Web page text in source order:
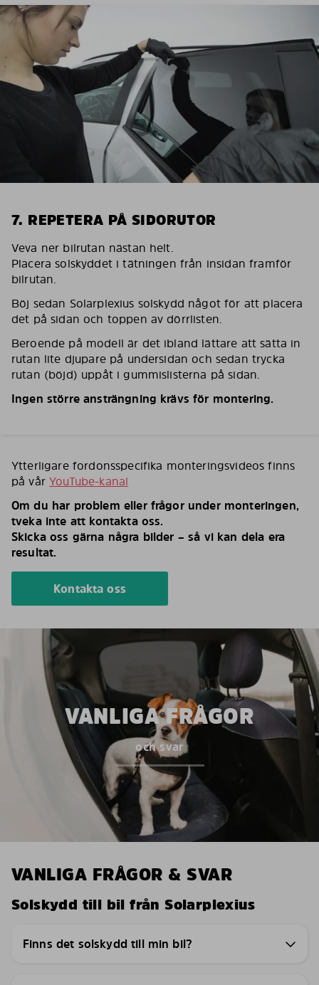
7. REPETERA PÅ SIDORUTOR
Veva ner bilrutan nästan helt.
Placera solskyddet i tätningen från insidan framför
bilrutan.
Böj sedan Solarplexius solskydd något för att placera
det på sidan och toppen av dörrlisten.
Beroende på modell är det ibland lättare att sätta in
rutan lite djupare på undersidan och sedan trycka
rutan (böjd) uppåt i gummislisterna på sidan.
Ingen större ansträngning krävs för montering.
Ytterligare fordonsspecifika monteringsvideos finns
på vårYouTube-kanal
Om du har problem eller frågor under monteringen,
tveka inte att kontakta oss.
Skicka oss gärna några bilder – så vi kan dela era
resultat.
Kontakta oss
VANLIGA FRÅGOR
och svar
VANLIGA FRÅGOR & SVAR
Solskydd till bil från Solarplexius
Finns det solskydd till min bil?